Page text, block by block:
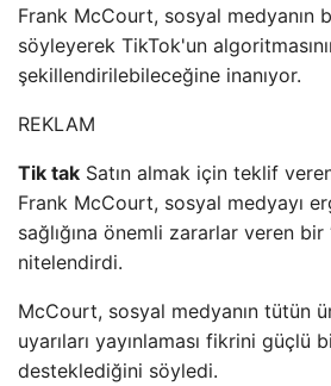
Frank McCourt, sosyal medyanın
söyleyerek TikTok'un
şekillendirilebileceğine inanıyor.
REKLAM
Tik tak Satın almak için teklif
Frank McCourt, sosyal medyayı
sağlığına önemli zararlar veren bir
nitelendirdi.
McCourt, sosyal medyanın tütün
uyarıları yayınlaması fikrini güçlü
desteklediğini söyledi.